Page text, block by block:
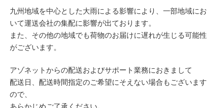
九州地域を中心とした大雨による影響により、一部地域にお
いて運送会社の集配に影響が出ております。
また、その他の地域でも荷物のお届けに遅れが生じる可能性
がございます。
アゾネットからの配送およびサポート業務におきまして
配送日、配送時間指定のご希望にそえない場合もございます
ので、